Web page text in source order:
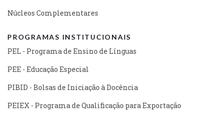
Núcleos Complementares
PROGRAMAS INSTITUCIONAIS
PEL - Programa de Ensino de Línguas
PEE - Educação Especial
PIBID - Bolsas de Iniciação à Docência
PEIEX - Programa de Qualificação para Exportação